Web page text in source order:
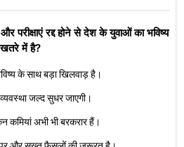
परीक्षाएं रद्द होने से देश के युवाओं का भविष्य
खतरे में है?
के साथ बड़ा खिलवाड़ है।
जल्द सुधर जाएगी।
कमियां अभी भी बरकरार हैं।